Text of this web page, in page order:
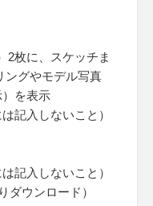
2枚に、スケッチま
ングやモデル写真
を表示
記入しないこと）
記入しないこと）
ダウンロード）